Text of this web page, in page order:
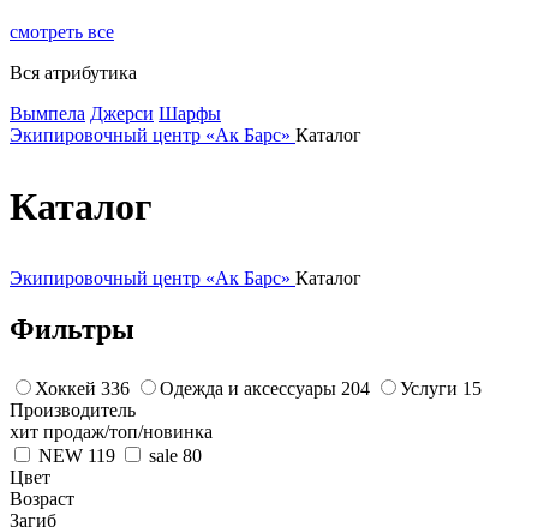
смотреть все
Вся атрибутика
Вымпела Джерси Шарфы
Экипировочный центр «Ак Барс» Каталог
Каталог
Экипировочный центр «Ак Барс» Каталог
Фильтры
Хоккей 336 Одежда и аксессуары 204 Услуги 15
Производитель
хит продаж/топ/новинка
NEW 119 sale 80
Цвет
Возраст
Загиб